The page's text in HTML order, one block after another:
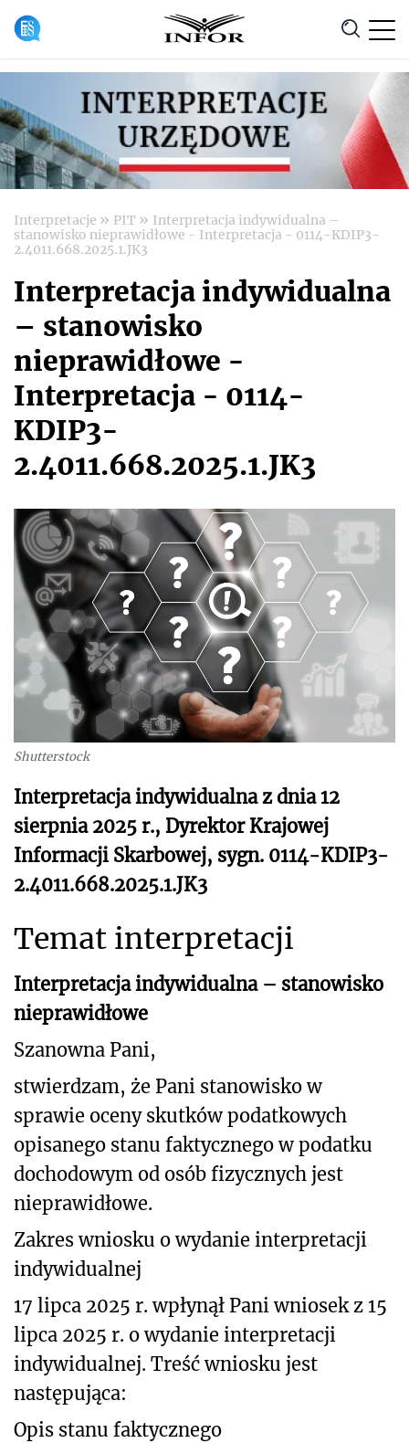
Anuluj
Interpretacje » PIT » Interpretacja indywidualna –
stanowisko nieprawidłowe - Interpretacja - 0114-KDIP3-
2.4011.668.2025.1.JK3
Interpretacja indywidualna
– stanowisko
nieprawidłowe -
Interpretacja - 0114-
KDIP3-
2.4011.668.2025.1.JK3
Shutterstock
Interpretacja indywidualna z dnia 12
sierpnia 2025 r., Dyrektor Krajowej
Informacji Skarbowej, sygn. 0114-KDIP3-
2.4011.668.2025.1.JK3
Temat interpretacji
Interpretacja indywidualna – stanowisko
nieprawidłowe
Szanowna Pani,
stwierdzam, że Pani stanowisko w
sprawie oceny skutków podatkowych
opisanego stanu faktycznego w podatku
dochodowym od osób fizycznych jest
nieprawidłowe.
Zakres wniosku o wydanie interpretacji
indywidualnej
17 lipca 2025 r. wpłynął Pani wniosek z 15
lipca 2025 r. o wydanie interpretacji
indywidualnej. Treść wniosku jest
następująca:
Opis stanu faktycznego